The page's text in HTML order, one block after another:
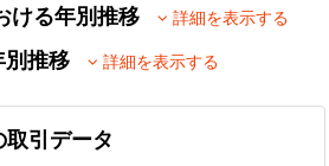
ける年別推移 詳細を表示する
別推移 詳細を表示する
引データ